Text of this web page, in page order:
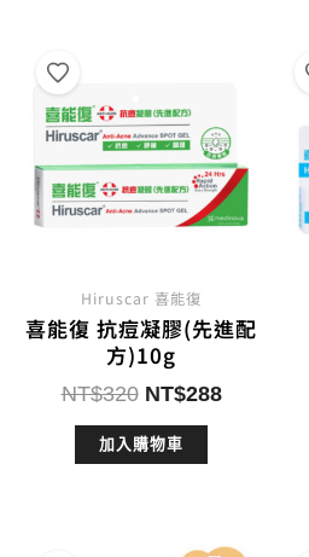
Hiruscar 喜能復
喜能復 抗痘凝膠(先進配
方)10g
NT$320 原
始
價
NT$288目
加入購物車